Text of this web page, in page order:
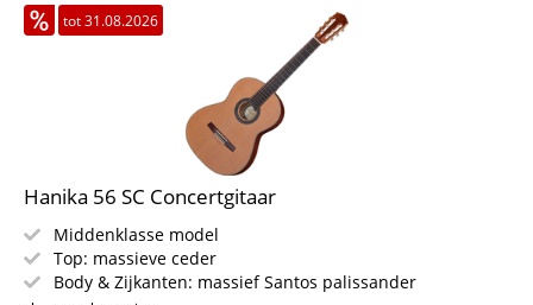
tot 31.08.2026
Hanika 56 SC Concertgitaar
Middenklasse model
Top: massieve ceder
Body & Zijkanten: massief Santos palissander